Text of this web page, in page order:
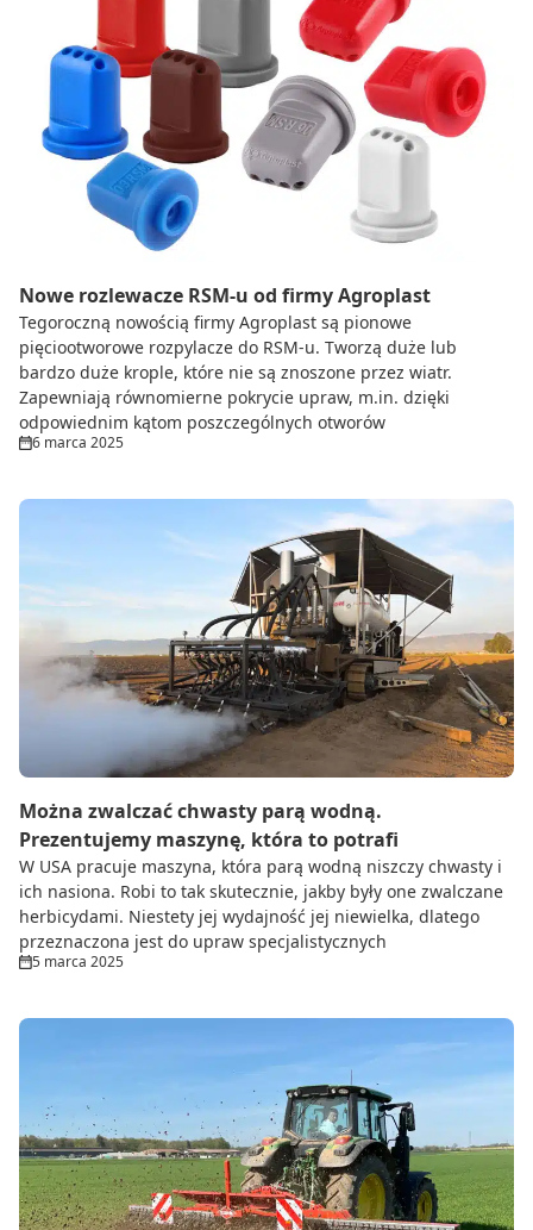
Nowe rozlewacze RSM-u od firmy Agroplast
Tegoroczną nowością firmy Agroplast są pionowe
pięciootworowe rozpylacze do RSM-u. Tworzą duże lub
bardzo duże krople, które nie są znoszone przez wiatr.
Zapewniają równomierne pokrycie upraw, m.in. dzięki
odpowiednim kątom poszczególnych otworów
6 marca 2025
Można zwalczać chwasty parą wodną.
Prezentujemy maszynę, która to potrafi
W USA pracuje maszyna, która parą wodną niszczy chwasty i
ich nasiona. Robi to tak skutecznie, jakby były one zwalczane
herbicydami. Niestety jej wydajność jej niewielka, dlatego
przeznaczona jest do upraw specjalistycznych
5 marca 2025